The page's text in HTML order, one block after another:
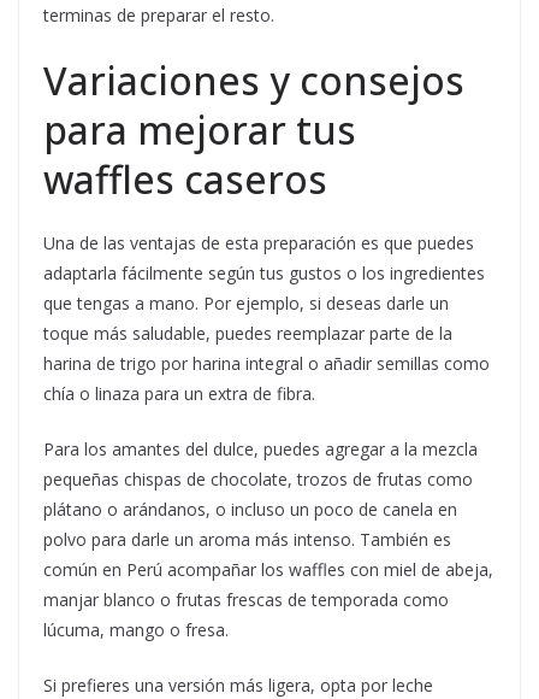
terminas de preparar el resto.
Variaciones y consejos
para mejorar tus
waffles caseros
Una de las ventajas de esta preparación es que puedes
adaptarla fácilmente según tus gustos o los ingredientes
que tengas a mano. Por ejemplo, si deseas darle un
toque más saludable, puedes reemplazar parte de la
harina de trigo por harina integral o añadir semillas como
chía o linaza para un extra de fibra.
Para los amantes del dulce, puedes agregar a la mezcla
pequeñas chispas de chocolate, trozos de frutas como
plátano o arándanos, o incluso un poco de canela en
polvo para darle un aroma más intenso. También es
común en Perú acompañar los waffles con miel de abeja,
manjar blanco o frutas frescas de temporada como
lúcuma, mango o fresa.
Si prefieres una versión más ligera, opta por leche